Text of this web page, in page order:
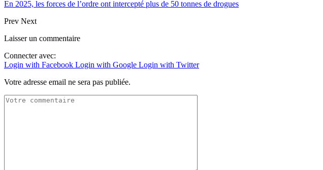
En 2025, les forces de l’ordre ont intercepté plus de 50 tonnes de drogues
Prev Next
Laisser un commentaire
Connecter avec:
Login with Facebook Login with Google Login with Twitter
Votre adresse email ne sera pas publiée.